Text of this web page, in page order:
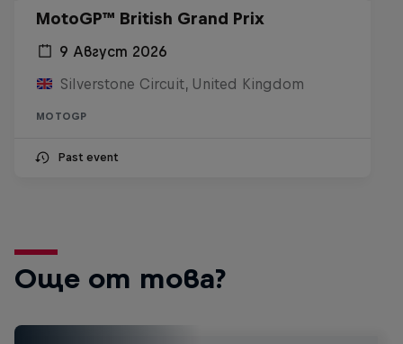
MotoGP™ British Grand Prix
9 Август 2026
Silverstone Circuit, United Kingdom
MOTOGP
Past event
Още от това?